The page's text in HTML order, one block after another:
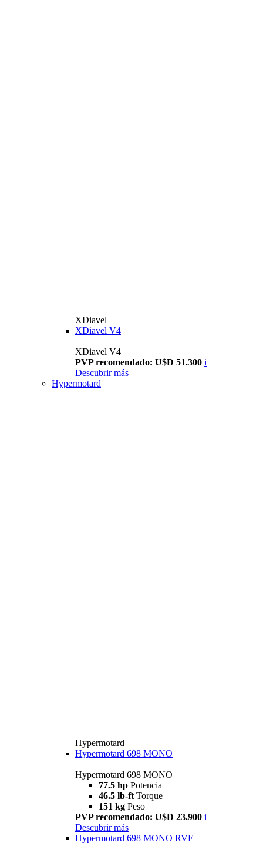
XDiavel
XDiavel V4
XDiavel V4
PVP recomendado: U$D 51.300 i
Descubrir más
Hypermotard
Hypermotard
Hypermotard 698 MONO
Hypermotard 698 MONO
77.5 hp Potencia
46.5 lb-ft Torque
151 kg Peso
PVP recomendado: U$D 23.900 i
Descubrir más
Hypermotard 698 MONO RVE